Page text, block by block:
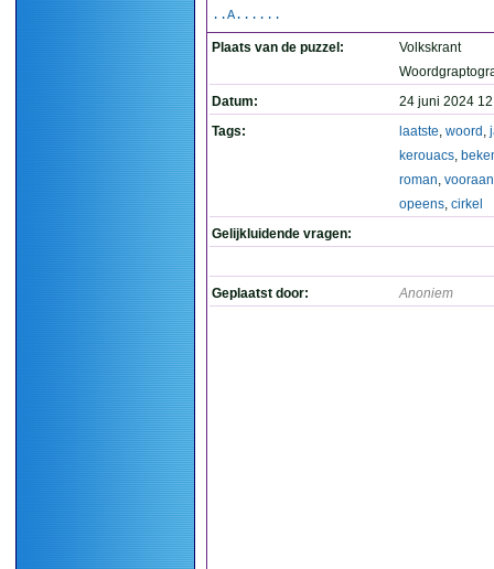
..A......
Plaats van de puzzel:
Volkskrant
Datum:
24 juni 2024
Tags:
laatste, woord ,
kerouacs,
roman, vooraan
opeens, cirkel
Gelijkluidende vragen:
Geplaatst door: Anoniem